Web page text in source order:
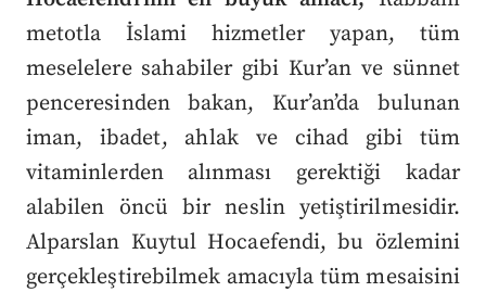
metotla İslami hizmetler yapan, tüm
meselelere sahabiler gibi Kur’an ve sünnet
penceresinden bakan, Kur’an’da bulunan
iman, ibadet, ahlak ve cihad gibi tüm
vitaminlerden alınması gerektiği kadar
alabilen öncü bir neslin yetiştirilmesidir.
Alparslan Kuytul Hocaefendi, bu özlemini
gerçekleştirebilmek amacıyla tüm mesaisini